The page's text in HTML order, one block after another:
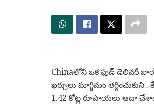
Chinaలోని ఒక ఫుడ్ డెలివరీ
ఖర్చులు మాగ్జిమం
1.42 కోట్ల రూపాయలు ఆదా